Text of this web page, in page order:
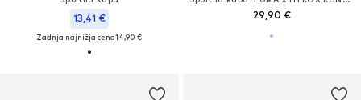
13,41 €
Zadnja najnižja cena14,90 €
29,90 €